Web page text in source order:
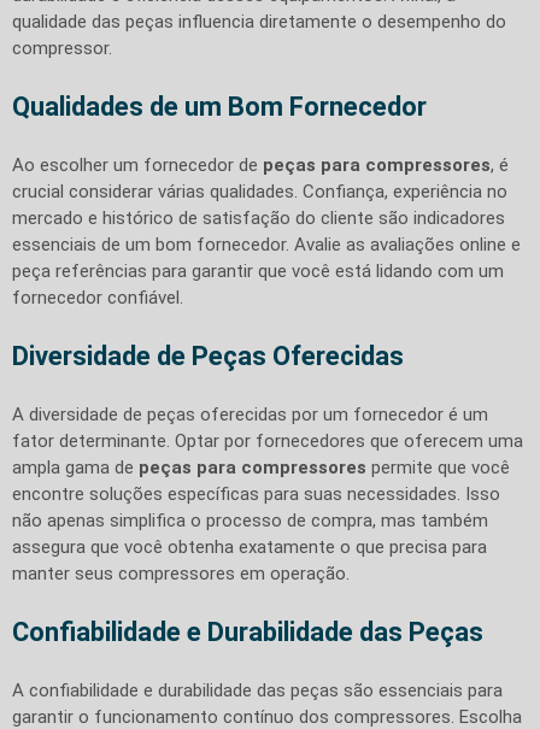
qualidade das peças influencia diretamente o desempenho do
compressor.
Qualidades de um Bom Fornecedor
Ao escolher um fornecedor de peças para compressores, é
crucial considerar várias qualidades. Confiança, experiência no
mercado e histórico de satisfação do cliente são indicadores
essenciais de um bom fornecedor. Avalie as avaliações online e
peça referências para garantir que você está lidando com um
fornecedor confiável.
Diversidade de Peças Oferecidas
A diversidade de peças oferecidas por um fornecedor é um
fator determinante. Optar por fornecedores que oferecem uma
ampla gama de peças para compressores permite que você
encontre soluções específicas para suas necessidades. Isso
não apenas simplifica o processo de compra, mas também
assegura que você obtenha exatamente o que precisa para
manter seus compressores em operação.
Confiabilidade e Durabilidade das Peças
A confiabilidade e durabilidade das peças são essenciais para
garantir o funcionamento contínuo dos compressores. Escolha